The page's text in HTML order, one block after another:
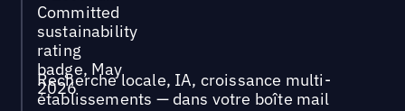
Recherche locale, IA, croissance multi-
établissements — dans votre boîte mail